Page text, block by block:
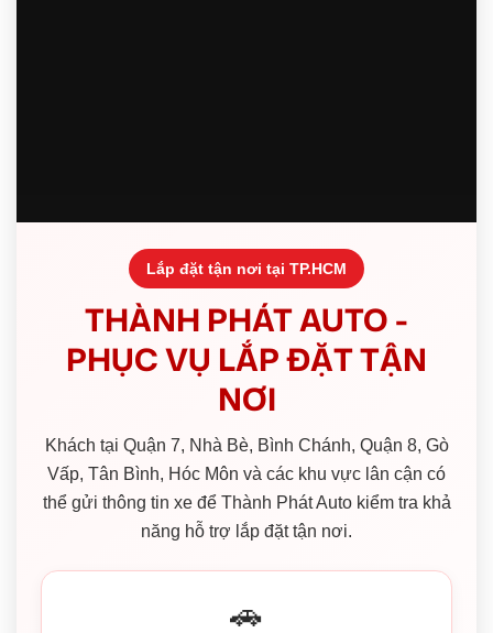
Lắp đặt tận nơi tại TP.HCM
THÀNH PHÁT AUTO -
PHỤC VỤ LẮP ĐẶT TẬN
NƠI
Khách tại Quận 7, Nhà Bè, Bình Chánh, Quận 8, Gò
Vấp, Tân Bình, Hóc Môn và các khu vực lân cận có
thể gửi thông tin xe để Thành Phát Auto kiểm tra khả
năng hỗ trợ lắp đặt tận nơi.
🚗